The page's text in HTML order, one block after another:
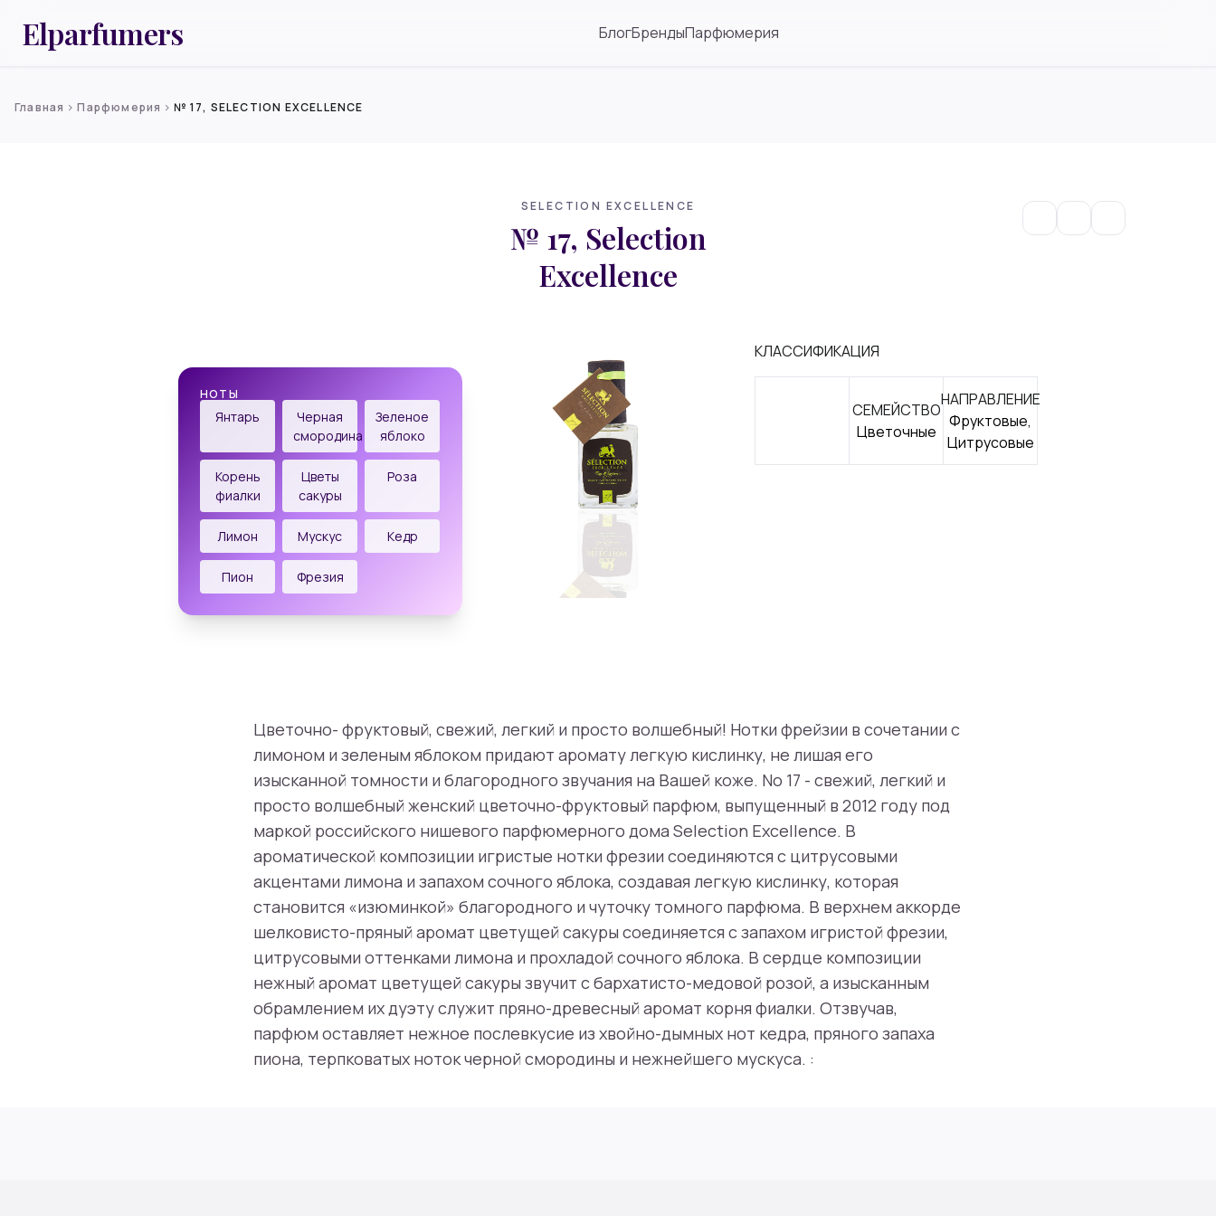
Elparfumers БлогБрендыПарфюмерия
Главная chevron_rightПарфюмерия chevron_right№ 17, SELECTION EXCELLENCE
SELECTION EXCELLENCE
№ 17, Selection
Excellence
НОТЫ
Янтарь
Черная
смородина
Зеленое
яблоко
Корень
фиалки
Цветы
сакуры
Роза
Лимон Мускус Кедр
Пион Фрезия
КЛАССИФИКАЦИЯ
СЕМЕЙСТВО
Цветочные
НАПРАВЛЕНИЕ
Фруктовые,
Цитрусовые
Цветочно- фруктовый, свежий, легкий и просто волшебный! Нотки фрейзии в сочетании с
лимоном и зеленым яблоком придают аромату легкую кислинку, не лишая его
изысканной томности и благородного звучания на Вашей коже. No 17 - свежий, легкий и
просто волшебный женский цветочно-фруктовый парфюм, выпущенный в 2012 году под
маркой российского нишевого парфюмерного дома Selection Excellence. В
ароматической композиции игристые нотки фрезии соединяются с цитрусовыми
акцентами лимона и запахом сочного яблока, создавая легкую кислинку, которая
становится «изюминкой» благородного и чуточку томного парфюма. В верхнем аккорде
шелковисто-пряный аромат цветущей сакуры соединяется с запахом игристой фрезии,
цитрусовыми оттенками лимона и прохладой сочного яблока. В сердце композиции
нежный аромат цветущей сакуры звучит с бархатисто-медовой розой, а изысканным
обрамлением их дуэту служит пряно-древесный аромат корня фиалки. Отзвучав,
парфюм оставляет нежное послевкусие из хвойно-дымных нот кедра, пряного запаха
пиона, терпковатых ноток черной смородины и нежнейшего мускуса. :